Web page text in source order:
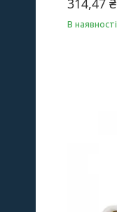
314,47 ₴
В наявності